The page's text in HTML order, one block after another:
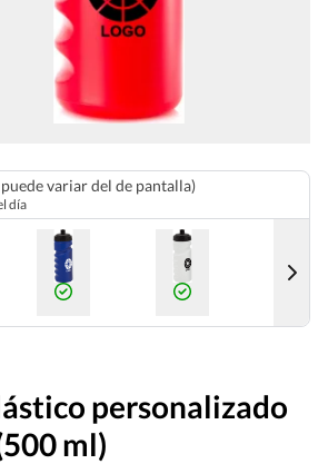
variar del de pantalla)
día
personalizado
ml)